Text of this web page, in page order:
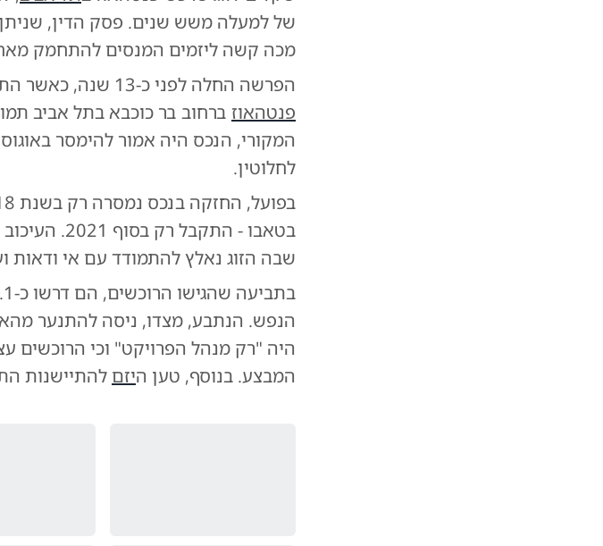
של למעלה משש שנים. פסק הדין,
מכה קשה ליזמים המנסים להתחמק
הפרשה החלה לפני כ-13 שנה, כאשר התובעים חתמו על הסכם לרכישת
פנטהאוז
לחלוטין.
בפועל, החזקה בנכס נמסרה רק בשנת 2018, ו
שבה הזוג נאלץ להתמודד עם אי ודאות
הנפש. הנתבע, מצדו, ניסה להתנער
היה "רק מנהל הפרויקט" וכי הרוכשים
המבצע. בנוסף, טען היזם להתיישנות